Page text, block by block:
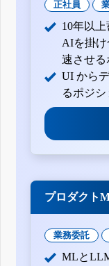
正社員
10年以
AIを掛
速させる
UI から
るポジシ
プロダクト
業務委託
MLと